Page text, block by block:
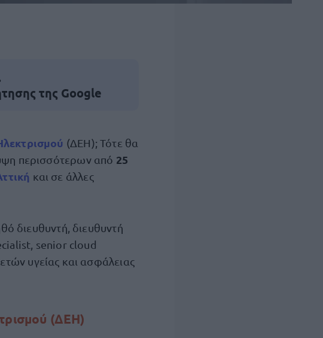
της Google
(ΔΕΗ); Τότε θα
περισσότερων από 25
και σε άλλες
διευθυντή, διευθυντή
senior cloud
υγείας και ασφάλειας
(ΔΕΗ)